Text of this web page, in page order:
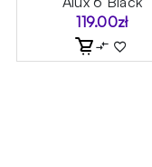
119.00zł